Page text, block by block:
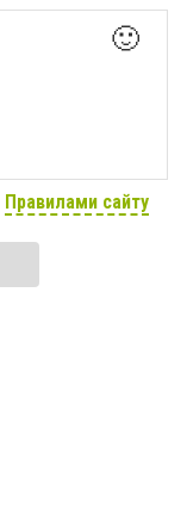
🙂
Правилами сайту